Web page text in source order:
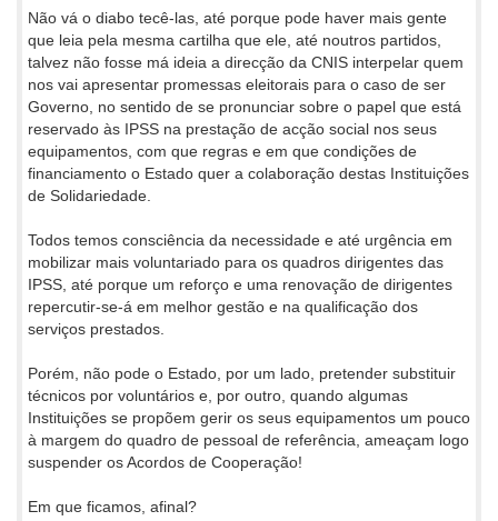
Não vá o diabo tecê-las, até porque pode haver mais gente
que leia pela mesma cartilha que ele, até noutros partidos,
talvez não fosse má ideia a direcção da CNIS interpelar quem
nos vai apresentar promessas eleitorais para o caso de ser
Governo, no sentido de se pronunciar sobre o papel que está
reservado às IPSS na prestação de acção social nos seus
equipamentos, com que regras e em que condições de
financiamento o Estado quer a colaboração destas Instituições
de Solidariedade.
Todos temos consciência da necessidade e até urgência em
mobilizar mais voluntariado para os quadros dirigentes das
IPSS, até porque um reforço e uma renovação de dirigentes
repercutir-se-á em melhor gestão e na qualificação dos
serviços prestados.
Porém, não pode o Estado, por um lado, pretender substituir
técnicos por voluntários e, por outro, quando algumas
Instituições se propõem gerir os seus equipamentos um pouco
à margem do quadro de pessoal de referência, ameaçam logo
suspender os Acordos de Cooperação!
Em que ficamos, afinal?